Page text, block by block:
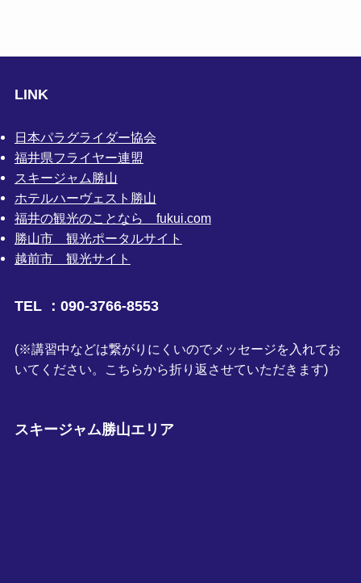
LINK
日本パラグライダー協会
福井県フライヤー連盟
スキージャム勝山
ホテルハーヴェスト勝山
福井の観光のことなら fukui.com
勝山市 観光ポータルサイト
越前市 観光サイト
TEL ：090-3766-8553
(※講習中などは繋がりにくいのでメッセージを入れてお
いてください。こちらから折り返させていただきます)
スキージャム勝山エリア